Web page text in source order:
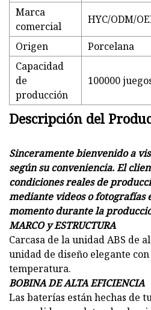
Marca
comercial
HYC/ODM/
Origen
Porcelana
Capacidad
de
producción
100000
Descripción del
Sinceramente bienvenido a
según su conveniencia. El
condiciones reales de
mediante videos o fotografías
momento durante la
MARCO y ESTRUCTURA
Carcasa de la unidad ABS de
unidad de diseño elegante
temperatura.
BOBINA DE ALTA EFICIENCIA
Las baterías están hechas de